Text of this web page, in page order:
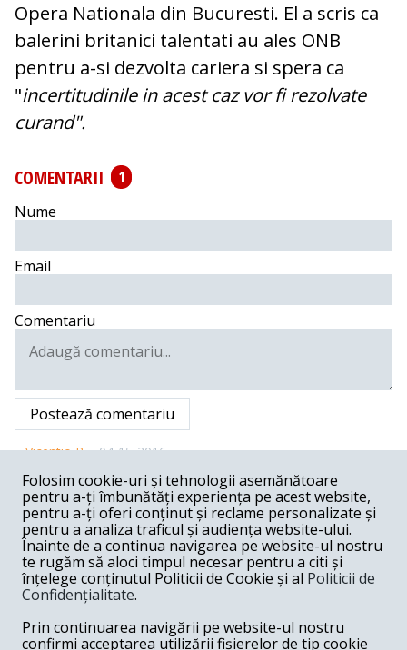
Opera Nationala din Bucuresti. El a scris ca
balerini britanici talentati au ales ONB
pentru a-si dezvolta cariera si spera ca
"incertitudinile in acest caz vor fi rezolvate
curand".
COMENTARII
1
Nume
Email
Comentariu
Postează comentariu
Vicentio B. -04-15-2016
Stimate Domnule Tudor Despina, la momentul in care
scriu acest text sunt ZERO comentarii, ceea ce este mai
mult decat TRIST, deoarece tema in sine este extrem de
delicata, NU din punctul meu de vedere, deoarece sunt
realmente un FAN al muzicii clasice (simfonice, opera),
CI datorita faptului ca Romania se face - DIN NOU - de
RAS, mai mine spus de PLANS ! Motivul este mereu
acelasi: DELASAREA / INDIFERENTA CONDAMNABILA
autaoritatilor Statului fata de primele simptome din
masuri urgente de "tratament" neaparat la timp, moral,
competent, util. Este IMPOSIBIL de cuantificat real,
Folosim cookie-uri și tehnologii asemănătoare
pentru a-ți îmbunătăți experiența pe acest website,
pentru a-ți oferi conținut și reclame personalizate și
pentru a analiza traficul și audiența website-ului.
Înainte de a continua navigarea pe website-ul nostru
te rugăm să aloci timpul necesar pentru a citi și
înțelege conținutul Politicii de Cookie și al Politicii de
Confidențialitate.
Prin continuarea navigării pe website-ul nostru
confirmi acceptarea utilizării fișierelor de tip cookie